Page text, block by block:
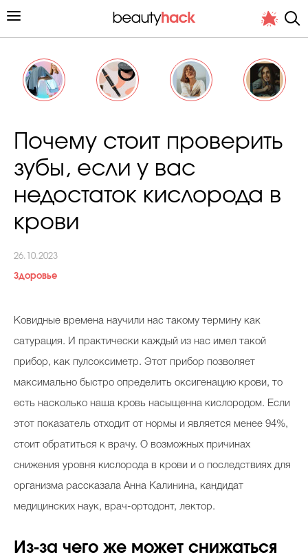
Стиль жизни
Косметичка профи
Вопрос эксперту
Худеем правильно
Бьютихакер / Мама-хакер
Выбор визажистов
Почему стоит проверить
зубы, если у вас
недостаток кислорода в
крови
26.10.2023
Здоровье
Ковидные времена научили нас такому термину как
сатурация. И практически каждый из нас имел такой
прибор, как пулсоксиметр. Этот прибор позволяет
максимально быстро определить оксигенацию крови, то
есть насколько наша кровь насыщенна кислородом. Если
этот показатель отходит от нормы и является менее 94%,
стоит обратиться к врачу. О возможных причинах
снижения уровня кислорода в крови и о последствиях для
организма рассказала Анна Калинина, кандидат
медицинских наук, врач-ортодонт, лектор.
Из-за чего же может снижаться